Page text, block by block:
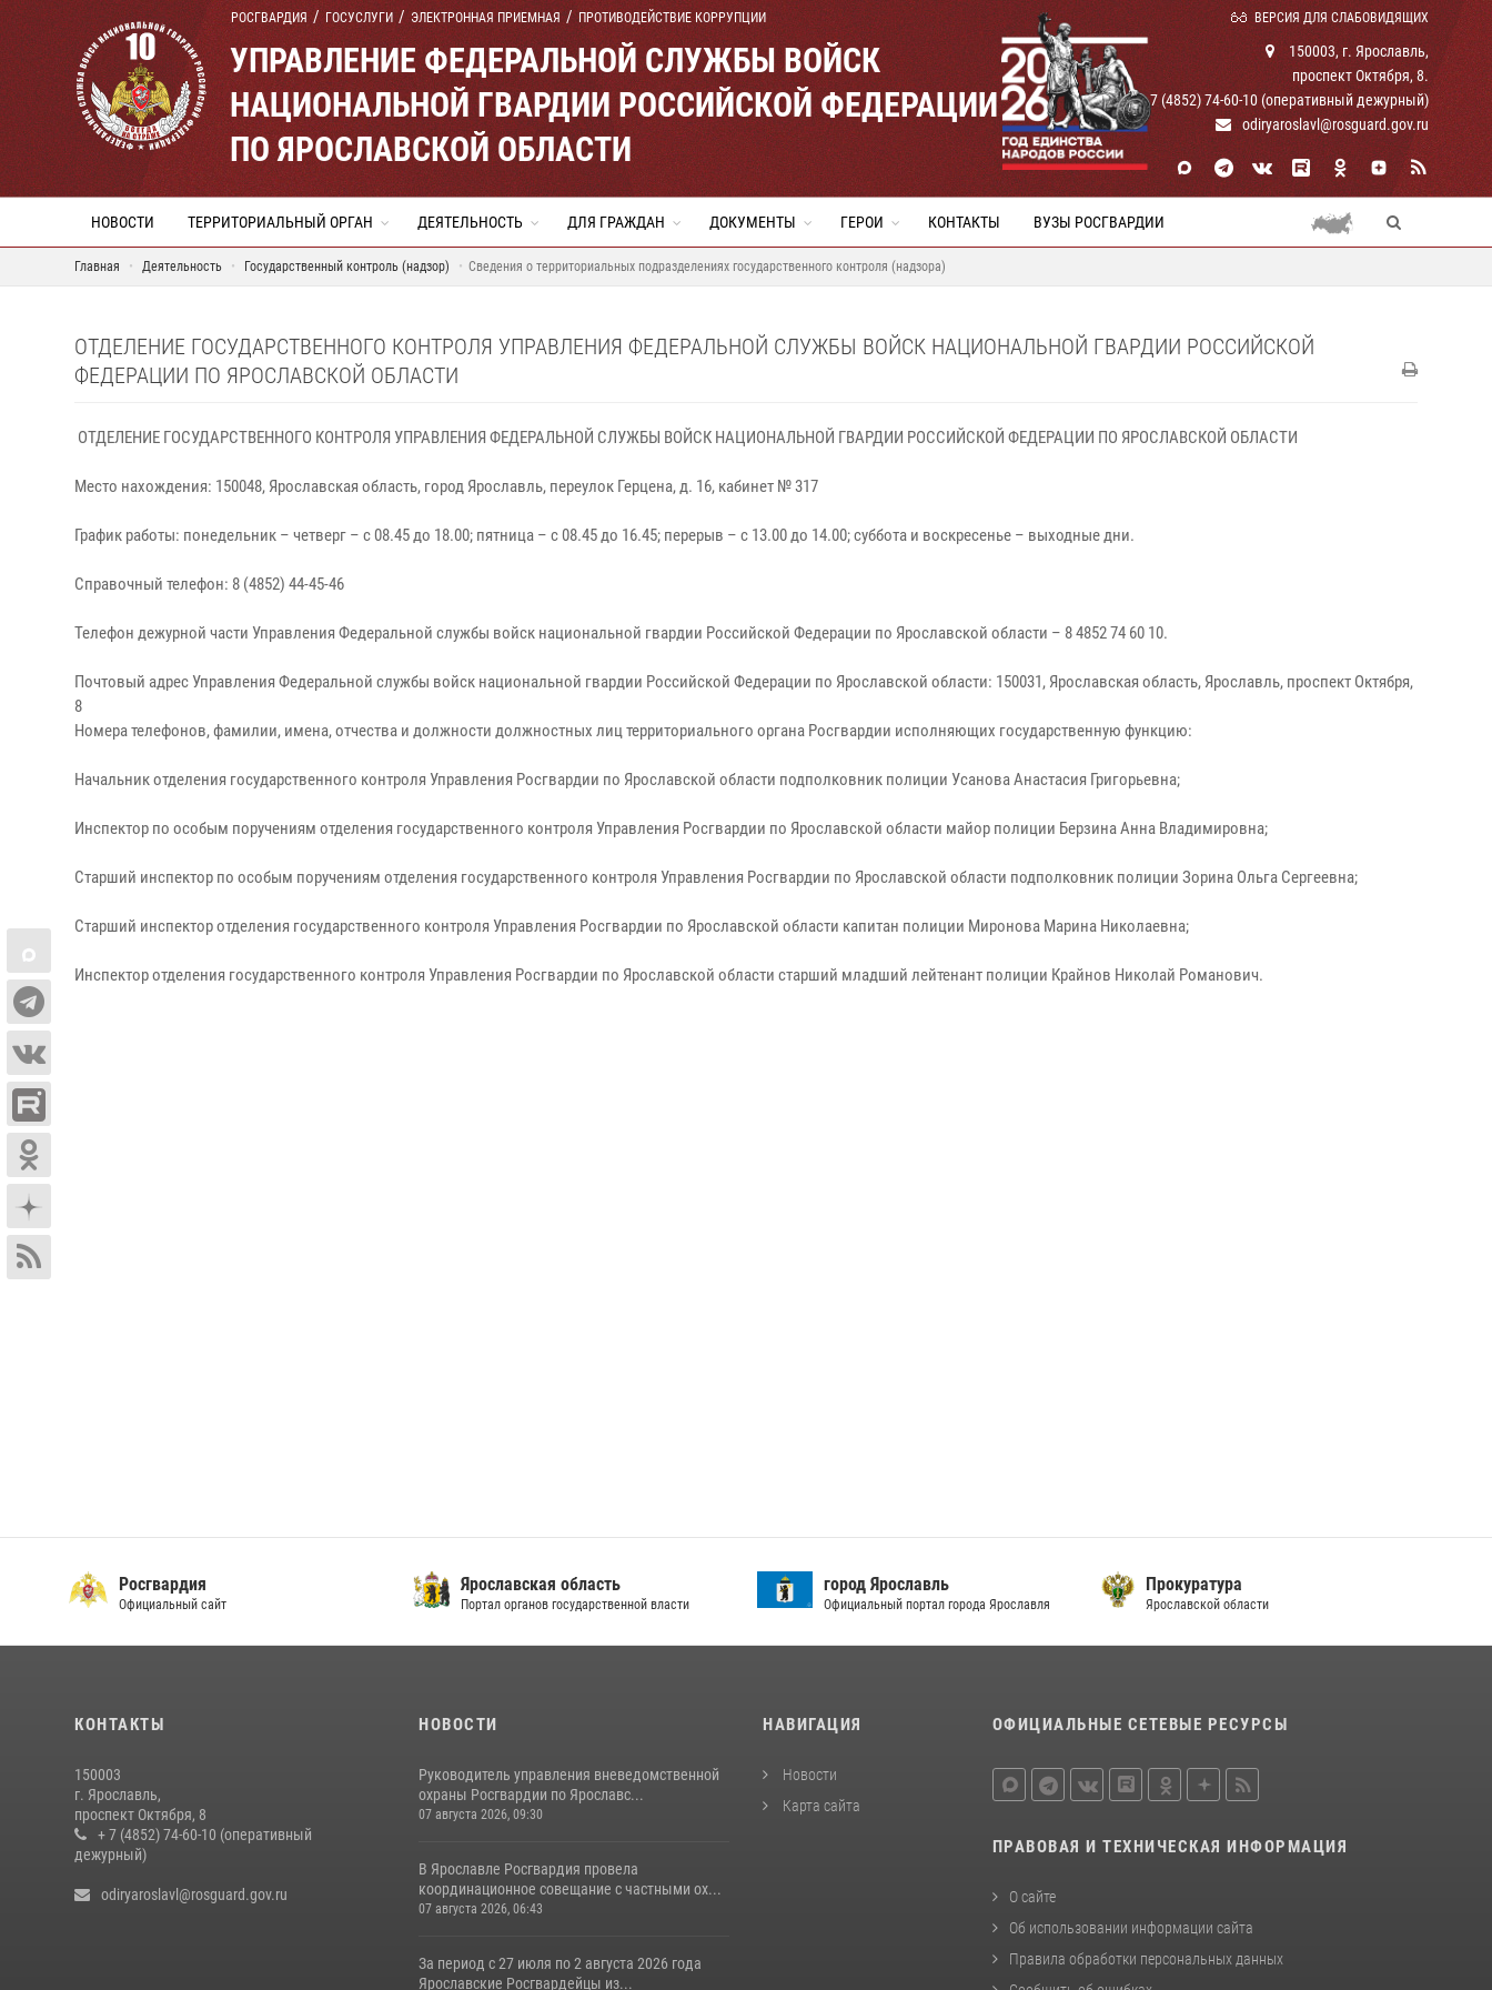
РОСГВАРДИЯ ГОСУСЛУГИ ЭЛЕКТРОННАЯ ПРИЕМНАЯ ПРОТИВОДЕЙСТВИЕ КОРРУПЦИИ ВЕРСИЯ ДЛЯ СЛАБОВИДЯЩИХ
УПРАВЛЕНИЕ ФЕДЕРАЛЬНОЙ СЛУЖБЫ ВОЙСК
НАЦИОНАЛЬНОЙ ГВАРДИИ РОССИЙСКОЙ ФЕДЕРАЦИИ
ПО ЯРОСЛАВСКОЙ ОБЛАСТИ
150003, г. Ярославль,
проспект Октября, 8.
+ 7 (4852) 74-60-10 (оперативный дежурный)
odiryaroslavl@rosguard.gov.ru
НОВОСТИ ТЕРРИТОРИАЛЬНЫЙ ОРГАН ДЕЯТЕЛЬНОСТЬ ДЛЯ ГРАЖДАН ДОКУМЕНТЫ ГЕРОИ КОНТАКТЫ ВУЗЫ РОСГВАРДИИ
Главная Деятельность Государственный контроль (надзор) Сведения о территориальных подразделениях государственного контроля (надзора)
ОТДЕЛЕНИЕ ГОСУДАРСТВЕННОГО КОНТРОЛЯ УПРАВЛЕНИЯ ФЕДЕРАЛЬНОЙ СЛУЖБЫ ВОЙСК НАЦИОНАЛЬНОЙ ГВАРДИИ РОССИЙСКОЙ
ФЕДЕРАЦИИ ПО ЯРОСЛАВСКОЙ ОБЛАСТИ
ОТДЕЛЕНИЕ ГОСУДАРСТВЕННОГО КОНТРОЛЯ УПРАВЛЕНИЯ ФЕДЕРАЛЬНОЙ СЛУЖБЫ ВОЙСК НАЦИОНАЛЬНОЙ ГВАРДИИ РОССИЙСКОЙ ФЕДЕРАЦИИ ПО ЯРОСЛАВСКОЙ ОБЛАСТИ
Место нахождения: 150048, Ярославская область, город Ярославль, переулок Герцена, д. 16, кабинет № 317
График работы: понедельник – четверг – с 08.45 до 18.00; пятница – с 08.45 до 16.45; перерыв – с 13.00 до 14.00; суббота и воскресенье – выходные дни.
Справочный телефон: 8 (4852) 44-45-46
Телефон дежурной части Управления Федеральной службы войск национальной гвардии Российской Федерации по Ярославской области – 8 4852 74 60 10.
Почтовый адрес Управления Федеральной службы войск национальной гвардии Российской Федерации по Ярославской области: 150031, Ярославская область, Ярославль, проспект Октября,
8
Номера телефонов, фамилии, имена, отчества и должности должностных лиц территориального органа Росгвардии исполняющих государственную функцию:
Начальник отделения государственного контроля Управления Росгвардии по Ярославской области подполковник полиции Усанова Анастасия Григорьевна;
Инспектор по особым поручениям отделения государственного контроля Управления Росгвардии по Ярославской области майор полиции Берзина Анна Владимировна;
Старший инспектор по особым поручениям отделения государственного контроля Управления Росгвардии по Ярославской области подполковник полиции Зорина Ольга Сергеевна;
Старший инспектор отделения государственного контроля Управления Росгвардии по Ярославской области капитан полиции Миронова Марина Николаевна;
Инспектор отделения государственного контроля Управления Росгвардии по Ярославской области старший младший лейтенант полиции Крайнов Николай Романович.
Росгвардия
Официальный сайт
Ярославская область
Портал органов государственной власти
город Ярославль
Официальный портал города Ярославля
Прокуратура
Ярославской области
КОНТАКТЫ
150003
г. Ярославль,
проспект Октября, 8
+ 7 (4852) 74-60-10 (оперативный
дежурный)
odiryaroslavl@rosguard.gov.ru
НОВОСТИ
Руководитель управления вневедомственной
охраны Росгвардии по Ярославс...
07 августа 2026, 09:30
В Ярославле Росгвардия провела
координационное совещание с частными ох...
07 августа 2026, 06:43
За период с 27 июля по 2 августа 2026 года
Ярославские Росгвардейцы из...
НАВИГАЦИЯ
Новости
Карта сайта
ОФИЦИАЛЬНЫЕ СЕТЕВЫЕ РЕСУРСЫ
ПРАВОВАЯ И ТЕХНИЧЕСКАЯ ИНФОРМАЦИЯ
О сайте
Об использовании информации сайта
Правила обработки персональных данных